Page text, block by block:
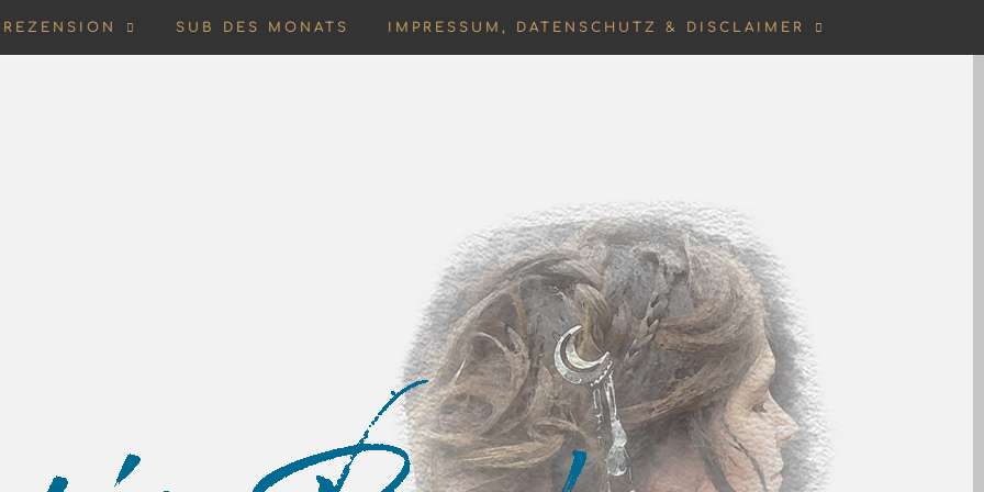
REZENSION SUB DES MONATS IMPRESSUM, DATENSCHUTZ & DISCLAIMER